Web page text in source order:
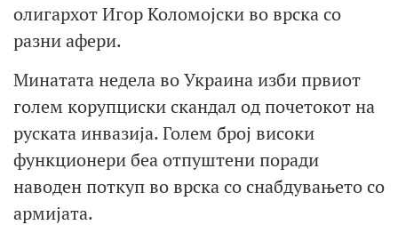
олигархот Игор Коломојски во врска со
разни афери.
Минатата недела во Украина изби првиот
голем корупциски скандал од почетокот на
руската инвазија. Голем број високи
функционери беа отпуштени поради
наводен поткуп во врска со снабдувањето со
армијата.